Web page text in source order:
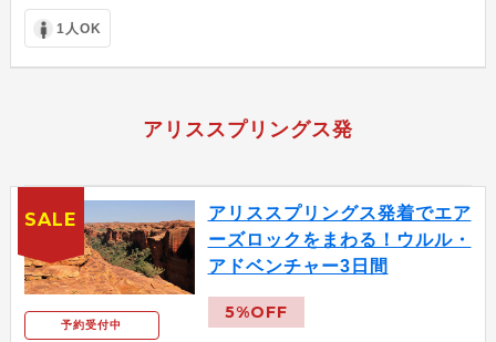
1人OK
アリススプリングス発
予約受付中
アリススプリングス発着でエア
ーズロックをまわる！ウルル・
アドベンチャー3日間
5%OFF
SALE